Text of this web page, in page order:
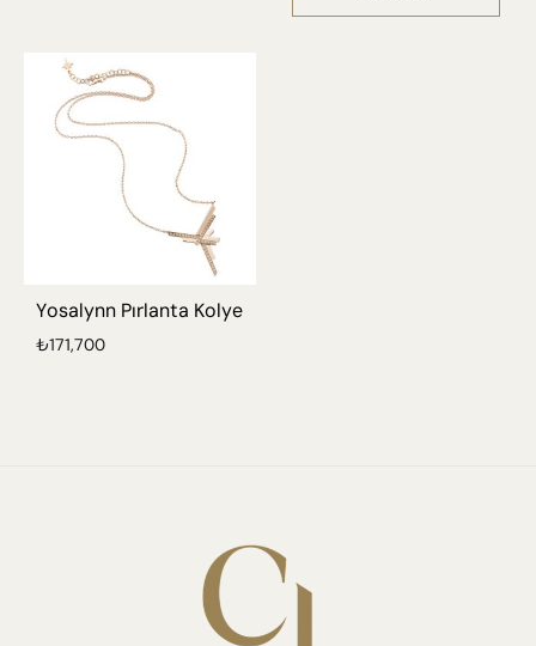
Yosalynn Pırlanta Kolye
₺171,700